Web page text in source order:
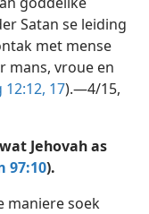
Satan se leiding
met mense
mans, vroue en
17).—4/15,
Jehovah as
97:10).
maniere soek